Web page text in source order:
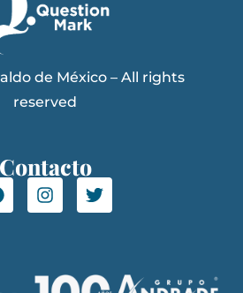
de México – All rights
reserved
Contacto